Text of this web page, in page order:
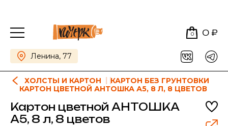
0 0 ₽
Ленина, 77
ХОЛСТЫ И КАРТОН
КАРТОН БЕЗ ГРУНТОВКИ
КАРТОН ЦВЕТНОЙ АНТОШКА А5, 8 Л, 8 ЦВЕТОВ
Картон цветной АНТОШКА
А5, 8 л, 8 цветов